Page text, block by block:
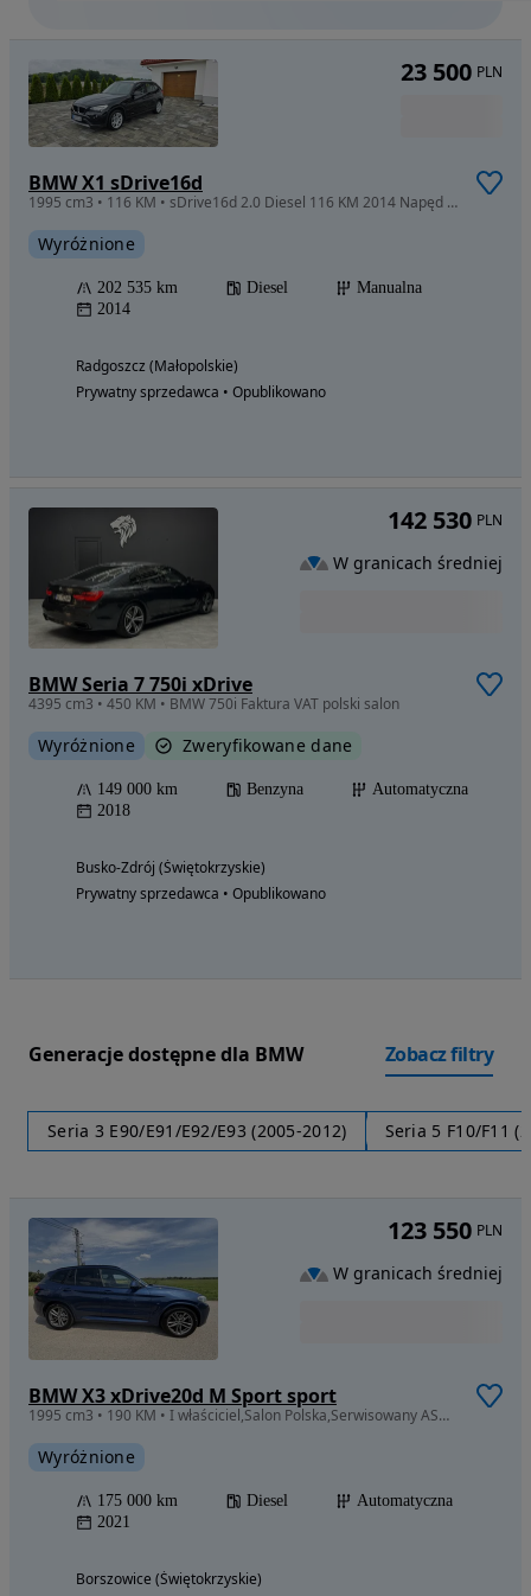
BMW X1 sDrive16d
1995 cm3 • 116 KM • sDrive16d 2.0 Diesel 116 KM 2014 Napęd na tył • Sprowadzony z Niemiec
Wyróżnione
202 535 km Diesel
Manualna
2014
Radgoszcz (Małopolskie)
Prywatny sprzedawca • Opublikowano
23 500 PLN
BMW Seria 7 750i xDrive
4395 cm3 • 450 KM • BMW 750i Faktura VAT polski salon
Wyróżnione Zweryfikowane dane
149 000 km Benzyna
Automatyczna
2018
Busko-Zdrój (Świętokrzyskie)
Prywatny sprzedawca • Opublikowano
142 530 PLN
W granicach średniej
Generacje dostępne dla BMW Zobacz filtry
Seria 3 E90/E91/E92/E93 (2005-2012) Seria 5 F10/F11
BMW X3 xDrive20d M Sport sport
1995 cm3 • 190 KM • I właściciel,Salon Polska,Serwisowany ASO,stan idealny,Xdrive,Mpakiet.
Wyróżnione
175 000 km Diesel
Automatyczna
2021
Borszowice (Świętokrzyskie)
123 550 PLN
W granicach średniej